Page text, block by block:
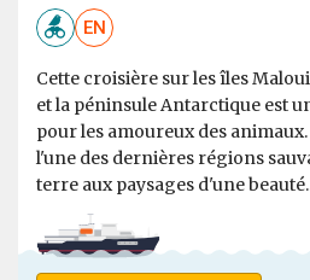
EN
Cette croisière sur les îles
et la péninsule Antarctique est
pour les amoureux des
l'une des dernières régions
terre aux paysages d'une